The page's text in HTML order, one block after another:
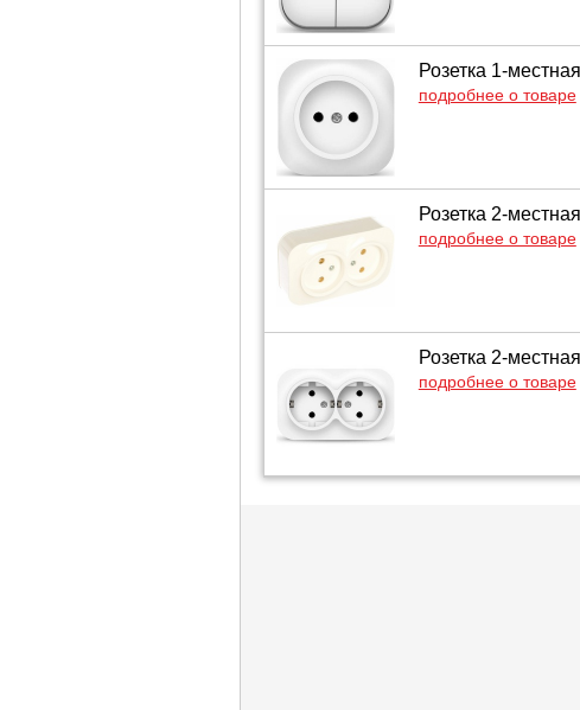
Розетка 1-
подробнее о товаре
Розетка 2-
подробнее о товаре
Розетка 2-
подробнее о товаре